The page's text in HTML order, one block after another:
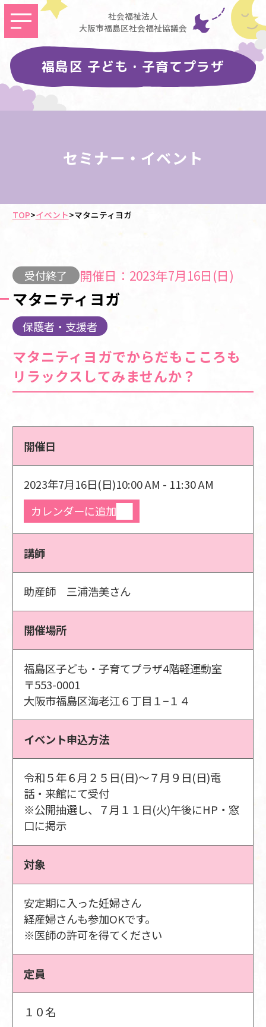
社会福祉法人
大阪市福島区社会福祉協議会
福島区 子ども・子育てプラザ
セミナー・イベント
TOP>イベント>マタニティヨガ
受付終了 開催日：2023年7月16日(日)
マタニティヨガ
保護者・支援者
マタニティヨガでからだもこころも
リラックスしてみませんか？
開催日
2023年7月16日(日)10:00 AM - 11:30 AM
カレンダーに追加
講師
助産師 三浦浩美さん
開催場所
福島区子ども・子育てプラザ4階軽運動室
〒553-0001
大阪市福島区海老江６丁目１−１４
イベント申込方法
令和５年６月２５日(日)～７月９日(日)電
話・来館にて受付
※公開抽選し、７月１１日(火)午後にHP・窓
口に掲示
対象
安定期に入った妊婦さん
経産婦さんも参加OKです。
※医師の許可を得てください
定員
１０名